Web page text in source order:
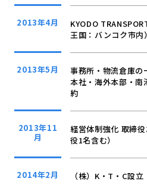
2013年4月
KYODO
王国：バンコク市内）
2013年5月
事務所・物流倉庫の
本社・海外本部・南
約
2013年11
月
経営体制強化 取締
役1名含む）
2014年2月 （株）K・T・C設立